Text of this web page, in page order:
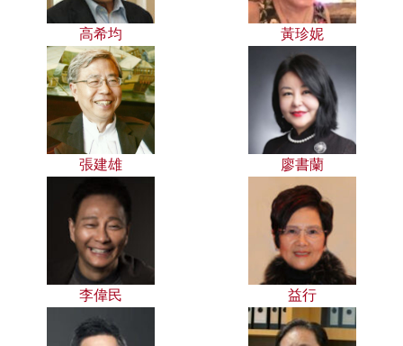
高希均 黃珍妮
張建雄 廖書蘭
李偉民 益行